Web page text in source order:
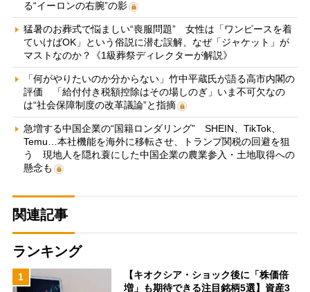
る“イーロンの右腕”の影
猛暑のお葬式で悩ましい“喪服問題” 女性は「ワンピースを着
ていけばOK」という俗説に潜む誤解、なぜ「ジャケット」が
マストなのか？《1級葬祭ディレクターが解説》
「何がやりたいのか分からない」竹中平蔵氏が語る高市内閣の
評価 「給付付き税額控除はその場しのぎ」いま不可欠なの
は“社会保障制度の改革議論”と指摘
急増する中国企業の“国籍ロンダリング” SHEIN、TikTok、
Temu…本社機能を海外に移転させ、トランプ関税の回避を狙
う 現地人を隠れ蓑にした中国企業の農業参入・土地取得への
懸念も
関連記事
ランキング
1
【キオクシア・ショック後に「株価倍
増」も期待できる注目銘柄5選】資産3